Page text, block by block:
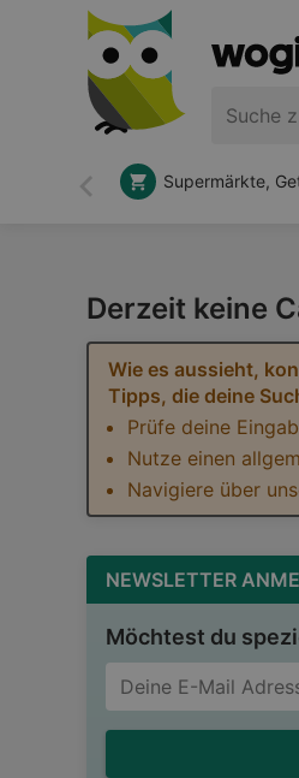
Zurück
Supermärkte,
Derzeit keine
Wie es aussieht,
Tipps, die deine
Prüfe deine
Nutze einen
Navigiere über
NEWSLETTER
Möchtest du